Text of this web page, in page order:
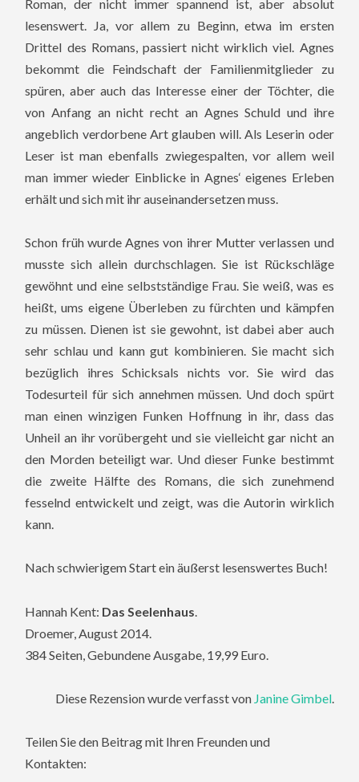
Roman, der nicht immer spannend ist, aber absolut
lesenswert. Ja, vor allem zu Beginn, etwa im ersten
Drittel des Romans, passiert nicht wirklich viel. Agnes
bekommt die Feindschaft der Familienmitglieder zu
spüren, aber auch das Interesse einer der Töchter, die
von Anfang an nicht recht an Agnes Schuld und ihre
angeblich verdorbene Art glauben will. Als Leserin oder
Leser ist man ebenfalls zwiegespalten, vor allem weil
man immer wieder Einblicke in Agnes‘ eigenes Erleben
erhält und sich mit ihr auseinandersetzen muss.
Schon früh wurde Agnes von ihrer Mutter verlassen und
musste sich allein durchschlagen. Sie ist Rückschläge
gewöhnt und eine selbstständige Frau. Sie weiß, was es
heißt, ums eigene Überleben zu fürchten und kämpfen
zu müssen. Dienen ist sie gewohnt, ist dabei aber auch
sehr schlau und kann gut kombinieren. Sie macht sich
bezüglich ihres Schicksals nichts vor. Sie wird das
Todesurteil für sich annehmen müssen. Und doch spürt
man einen winzigen Funken Hoffnung in ihr, dass das
Unheil an ihr vorübergeht und sie vielleicht gar nicht an
den Morden beteiligt war. Und dieser Funke bestimmt
die zweite Hälfte des Romans, die sich zunehmend
fesselnd entwickelt und zeigt, was die Autorin wirklich
kann.
Nach schwierigem Start ein äußerst lesenswertes Buch!
Hannah Kent: Das Seelenhaus
Droemer, August 2014.
384 Seiten, Gebundene Ausgabe, 19,99 Euro.
Diese Rezension wurde verfasst von Janine Gimbel.
Teilen Sie den Beitrag mit Ihren Freunden und
Kontakten: